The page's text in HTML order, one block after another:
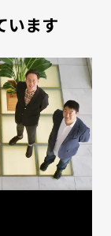
います